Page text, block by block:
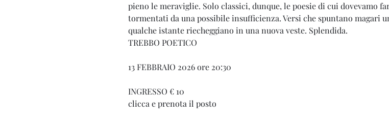
pieno le meraviglie. Solo classici, dunque, le poesie di cui dovevamo
tormentati da una possibile insufficienza. Versi che spuntano magari
qualche istante riecheggiano in una nuova veste. Splendida.
TREBBO POETICO
13 FEBBRAIO 2026 ore 20:30
INGRESSO € 10
clicca e prenota il posto